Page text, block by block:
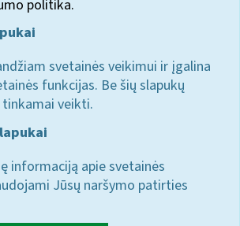
politika.
svetainės veikimui ir įgalina
funkcijas. Be šių slapukų
veikti.
informaciją apie svetainės
Jūsų naršymo patirties